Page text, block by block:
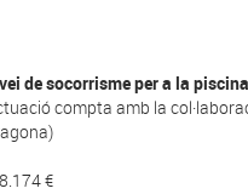
de socorrisme per a la
compta amb la
€